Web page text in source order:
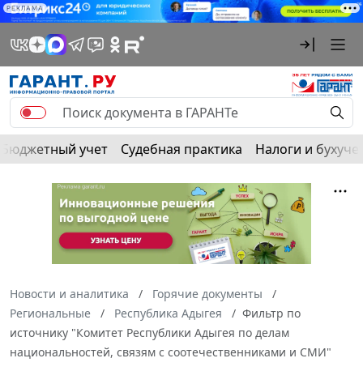
РЕКЛАМА
Бюджетный учет Судебная практика Налоги и
Новости и аналитика
Горячие документы
Региональные
Республика Адыгея
Фильтр по
источнику "Комитет Республики Адыгея по делам
национальностей, связям с соотечественниками и СМИ"